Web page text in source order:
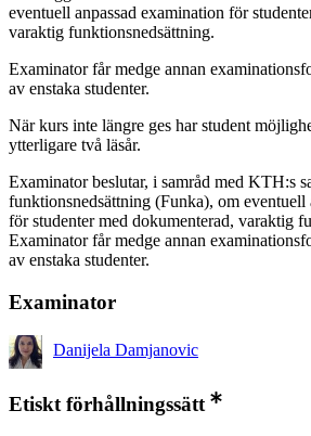
eventuell anpassad examination för
varaktig funktionsnedsättning.
Examinator får medge annan
av enstaka studenter.
När kurs inte längre ges har student
ytterligare två läsår.
Examinator beslutar, i samråd med KTH:s
funktionsnedsättning (Funka), om eventuell
för studenter med dokumenterad, varaktig
Examinator får medge annan
av enstaka studenter.
Examinator
Danijela Damjanovic
Etiskt förhållningssätt